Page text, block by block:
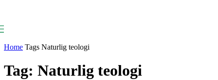
Home Tags Naturlig teologi
Tag: Naturlig teologi